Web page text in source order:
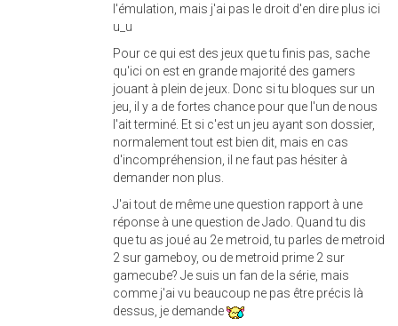
l'émulation, mais j'ai pas le droit d'en dire plus ici
u_u
Pour ce qui est des jeux que tu finis pas, sache
qu'ici on est en grande majorité des gamers
jouant à plein de jeux. Donc si tu bloques sur un
jeu, il y a de fortes chance pour que l'un de nous
l'ait terminé. Et si c'est un jeu ayant son dossier,
normalement tout est bien dit, mais en cas
d'incompréhension, il ne faut pas hésiter à
demander non plus.
J'ai tout de même une question rapport à une
réponse à une question de Jado. Quand tu dis
que tu as joué au 2e metroid, tu parles de metroid
2 sur gameboy, ou de metroid prime 2 sur
gamecube? Je suis un fan de la série, mais
comme j'ai vu beaucoup ne pas être précis là
dessus, je demande